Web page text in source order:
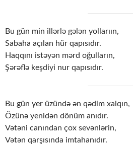
Bu gün min illərlə gələn yollarıın,
Sabaha açılan hür qapısıdır.
Haqqını istəyən mərd oğulların,
Şərəflə keşdiyi nur qapısıdır.
Bu gün yer üzündə ən qədim xalqın,
Özünə yenidən dönüm anıdır.
Vətəni canından çox sevənlərin,
Vətən qarşısında imtahanıdır.